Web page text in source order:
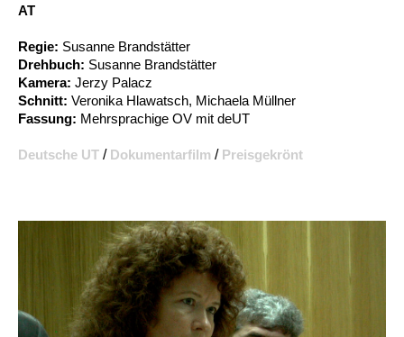
AT
Regie: Susanne Brandstätter
Drehbuch: Susanne Brandstätter
Kamera: Jerzy Palacz
Schnitt: Veronika Hlawatsch, Michaela Müllner
Fassung: Mehrsprachige OV mit deUT
Deutsche UT / Dokumentarfilm / Preisgekrönt